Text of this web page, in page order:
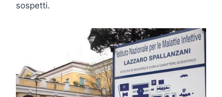
sospetti.